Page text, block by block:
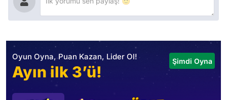
Oyun Oyna, Puan Kazan, Lider Ol!
Ayın ilk 3’ü!
Şimdi Oyna